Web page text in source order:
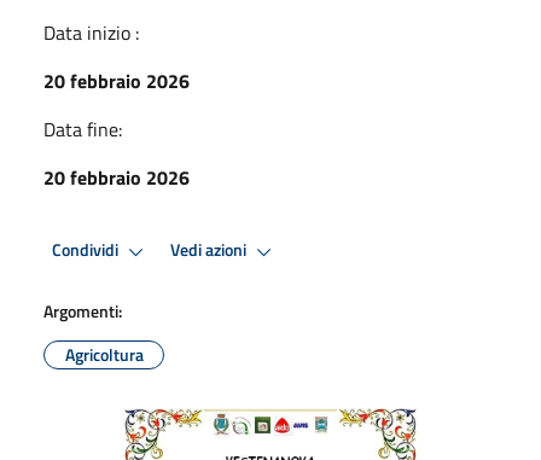
Data inizio :
20 febbraio 2026
Data fine:
20 febbraio 2026
Condividi Vedi azioni
Argomenti:
Agricoltura